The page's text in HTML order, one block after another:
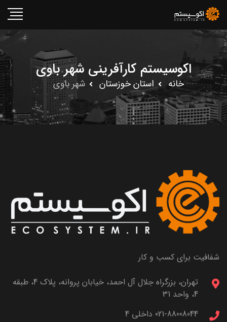
اکوسیستم کارآفرینی شهر باوى
خانه استان خوزستان شهر باوى
شفافیت برای کسب و کار
تهران، بزرگراه جلال آل احمد، خیابان پروانه، پلاک 4، طبقه
4، واحد 31
021-88008044 داخلی 4